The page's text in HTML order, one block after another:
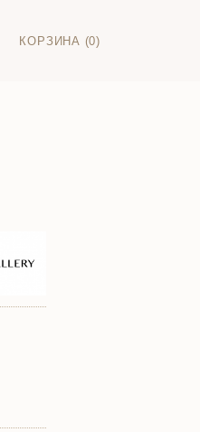
КОРЗИНА (0)